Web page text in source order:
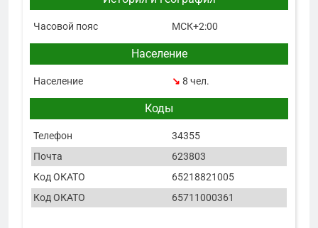
Часовой пояс МСК+2:00
Население
Население ↘ 8 чел.
Коды
Телефон
34355
Почта
623803
Код ОКАТО
65218821005
Код ОКАТО
65711000361